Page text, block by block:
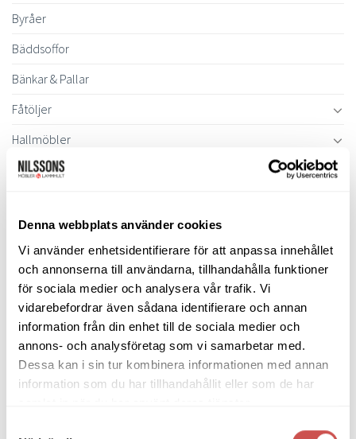
Denna webbplats använder cookies
Vi använder enhetsidentifierare för att anpassa innehållet
och annonserna till användarna, tillhandahålla funktioner
för sociala medier och analysera vår trafik. Vi
vidarebefordrar även sådana identifierare och annan
information från din enhet till de sociala medier och
annons- och analysföretag som vi samarbetar med.
Dessa kan i sin tur kombinera informationen med annan
information som du har tillhandahållit eller som de har
Byråer
Bäddsoffor
Bänkar & Pallar
Fåtöljer
Hallmöbler
Inredning
Matbord & Köksbord
Mattor
Möbelvård
Pinnsoffor
Prissänkta utställningsmöbler